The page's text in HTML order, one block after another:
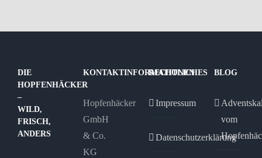
DIE
HOPFENHÄCKER
–
WILD,
FRISCH,
ANDERS
KONTAKTINFORMATIONEN
Hopfenhäcker
GmbH
& Co.
KG
RECHTLICHES
Impressum
Datenschutzerklärung
BLOG
vom